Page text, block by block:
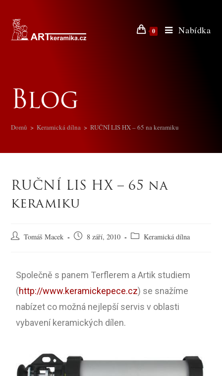
0 Nabídka
Blog
Domů > Keramická dílna > RUČNÍ LIS HX – 65 na keramiku
RUČNÍ LIS HX – 65 na
keramiku
Tomáš Macek 8 září, 2010 Keramická dílna
Společně s panem Terflerem a Artik studiem
(http://www.keramickepece.cz) se snažíme
nabízet co možná nejlepší servis v oblasti
vybavení keramických dílen.